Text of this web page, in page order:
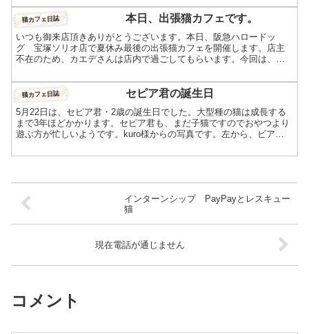
猫カフェ日誌 本日、出張猫カフェです。
いつも御来店頂きありがとうございます。本日、阪急ハロードッ
グ 宝塚ソリオ店で夏休み最後の出張猫カフェを開催します。店主
不在のため、カエデさんは店内で過ごしてもらいます。今回は、当
来...
猫カフェ日誌 セピア君の誕生日
5月22日は、セピア君・2歳の誕生日でした。大型種の猫は成長する
まで3年ほどかかります。セピア君も、まだ子猫ですのでおやつより
遊ぶ方が忙しいようです。kuro様からの写真です。左から、ビアン
インターンシップ PayPayとレスキュー
猫
現在電話が通じません
コメント